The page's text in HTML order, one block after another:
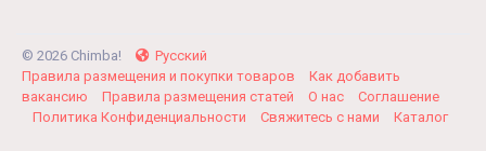
© 2026 Chimba!
Русский
Правила размещения и покупки товаров
Как добавить
вакансию
Правила размещения статей О нас
Соглашение
Политика Конфиденциальности
Свяжитесь с нами Каталог